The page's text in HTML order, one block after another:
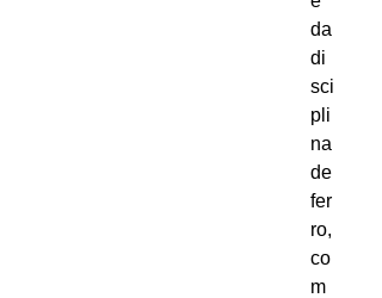
da
di
sci
pli
na
de
fer
ro,
co
m